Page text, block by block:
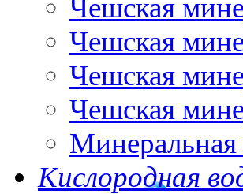
Чешская
Чешская
Чешская
Чешская
Кислородная